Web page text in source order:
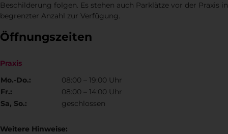
Beschilderung folgen. Es stehen auch Parklätze vor der Praxis in
begrenzter Anzahl zur Verfügung.
Öffnungszeiten
Praxis
Mo.-Do.:
08:00 – 19:00 Uhr
Fr.:
08:00 – 14:00 Uhr
Sa, So.:
geschlossen
Weitere Hinweise: